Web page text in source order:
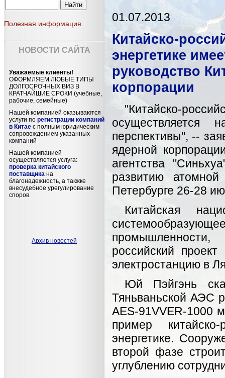
Полезная информация
НОВОСТИ САЙТА
Уважаемые клиенты!
ОФОРМЛЯЕМ ЛЮБЫЕ ТИПЫ
ДОЛГОСРОЧНЫХ ВИЗ В
КРАТЧАЙШИЕ СРОКИ (учебные,
рабочие, семейные)
Нашей компанией оказываются
услуги по регистрации компаний
в Китае с полным юридическим
сопровождением указанных
компаний
Нашей компанией
осуществляется услуга:
проверка китайского
поставщика на
благонадежность, а такжке
внесудебное урегулирование
споров.
Архив новостей
01.07.2013
Китайско-
энергетике
руководство
корпорации
"Китайско-
перспективы", --
ядерной
агентства
развитию
Петербурге 26-28
Китайская
российский
электростанцию в
Юй Пэйгэнь
Тяньваньской АЭС
AES-91VVER-1000
пример
энергетике.
второй фазе
углублению